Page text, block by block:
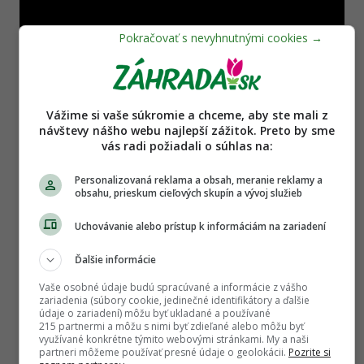
DISKUSIE NA TÉMU ČLÁNKU
Deformácia plodov broskýň
Chcel by som Vás poprosiť o radu, aká
choroba alebo aký škodca mohol spôsobiť
takéto poškodenie plod
marty1968
flaky na plodoch fíg
Prosim čo spraviť s tymito fľakmi na figách?
sylvia_kubinova_caunerova
29. 7. 2023
Vážime si vaše súkromie a chceme, aby ste mali z
návštevy nášho webu najlepší zážitok. Preto by sme
vás radi požiadali o súhlas na:
Personalizovaná reklama a obsah, meranie reklamy a
obsahu, prieskum cieľových skupín a vývoj služieb
Uchovávanie alebo prístup k informáciám na zariadení
Ďalšie informácie
Vaše osobné údaje budú spracúvané a informácie z vášho
zariadenia (súbory cookie, jedinečné identifikátory a ďalšie
údaje o zariadení) môžu byť ukladané a používané
215 partnermi a môžu s nimi byť zdieľané alebo môžu byť
využívané konkrétne týmito webovými stránkami. My a naši
partneri môžeme používať presné údaje o geolokácii. Pozrite si